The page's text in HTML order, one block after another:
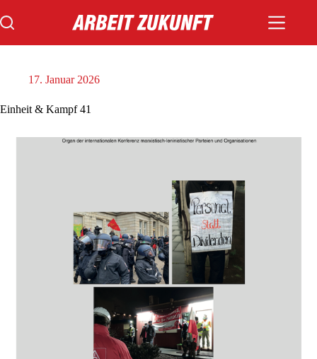
Inhalt
springen
17. Januar 2026
Einheit & Kampf 41